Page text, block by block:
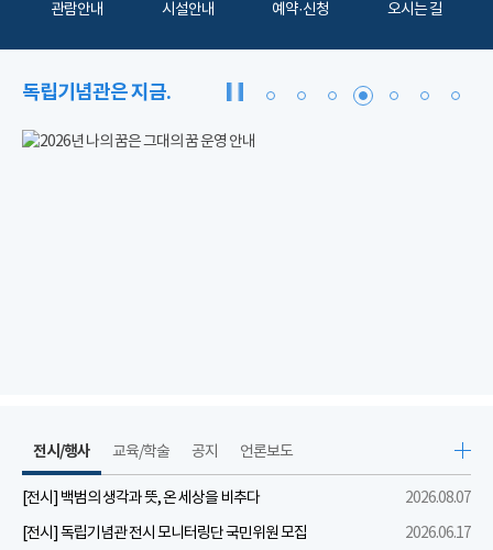
관람안내 시설안내 예약·신청 오시는 길
독립기념관은 지금.
전시/행사
[전시] 백범의 생각과 뜻, 온 세상을 비추다
2026.08.07
[전시] 독립기념관 전시 모니터링단 국민위원 모집
2026.06.17
교육/학술 공지 언론보도